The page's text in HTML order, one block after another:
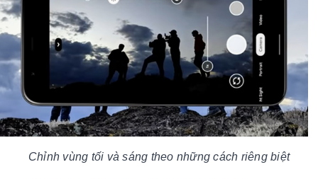
Chỉnh vùng tối và sáng theo những cách riêng biệt